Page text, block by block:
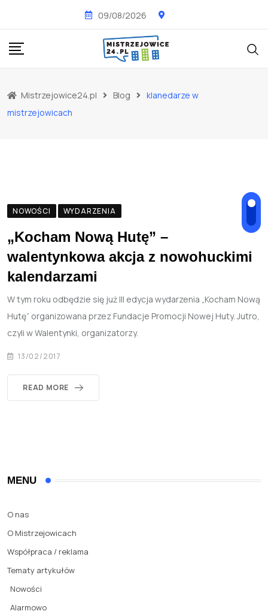
content
09/08/2026
Mistrzejowice24.pl Blog
klanedarze w
mistrzejowicach
NOWOŚCI WYDARZENIA
„Kocham Nową Hutę” –
walentynkowa akcja z nowohuckimi
kalendarzami
W tym roku odbędzie się już III edycja wydarzenia „Kocham Nową
Hutę” organizowana przez Fundacje Promocji Nowej Huty. Jutro,
czyli w Walentynki, organizatorzy.
13/02/2017
READ MORE
MENU
O nas
O Mistrzejowicach
Współpraca / reklama
Tematy artykułów
Nowości
Alarmowo